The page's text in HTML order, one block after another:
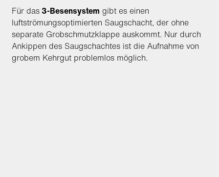
Für das3-Besensystem gibt es einen
luftströmungsoptimierten Saugschacht, der ohne
separate Grobschmutzklappe auskommt. Nur durch
Ankippen des Saugschachtes ist die Aufnahme von
grobem Kehrgut problemlos möglich.